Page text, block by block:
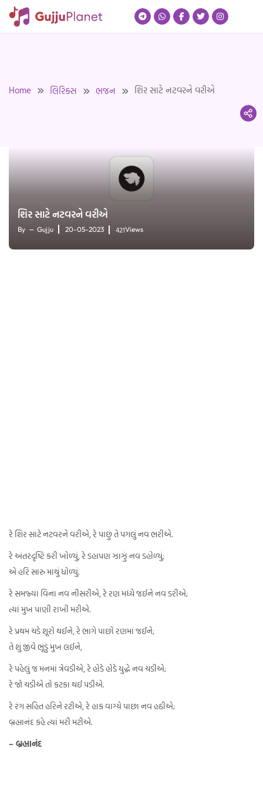
Skip
Home લિરિક્સ ભજન શિર સાટે નટવરને વરીએ
શિર સાટે નટવરને વરીએ
By Gujju 20-05-2023 421Views
રે શિર સાટે નટવરને વરીએ, રે પાછું તે પગલું નવ ભરીએ.
રે અંતરદૃષ્ટિ કરી ખોળ્યું, રે ડહાપણ ઝાઝું નવ ડહોળ્યું;
એ હરિ સારુ માથું ધોળ્યું.
રે સમજ્યા વિના નવ નીસરીએ, રે રણ મધ્યે જઈને નવ ડરીએ;
ત્યાં મુખ પાણી રાખી મરીએ.
રે પ્રથમ ચડે શૂરો થઈને, રે ભાગે પાછો રણમાં જઈને;
તે શું જીવે ભૂંડું મુખ લઈને,
રે પહેલું જ મનમાં ત્રેવડીએ, રે હોડે હોડે યુદ્ધે નવ ચડીએ;
રે જો ચડીએ તો કટકા થઈ પડીએ.
રે રંગ સહિત હરિને રટીએ, રે હાક વાગ્યે પાછા નવ હઠીએ;
બ્રહ્માનંદ કહે ત્યાં મરી મટીએ.
– બ્રહ્માનંદ